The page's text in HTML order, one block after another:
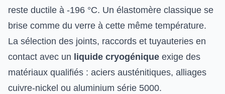
reste ductile à -196 °C. Un élastomère classique se
brise comme du verre à cette même température.
La sélection des joints, raccords et tuyauteries en
contact avec un liquide cryogénique exige des
matériaux qualifiés : aciers austénitiques, alliages
cuivre-nickel ou aluminium série 5000.